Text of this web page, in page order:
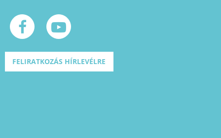
FELIRATKOZÁS HÍRLEVÉLRE